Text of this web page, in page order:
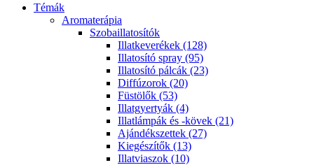
Témák
Aromaterápia
Szobaillatosítók
Illatkeverékek (128)
Illatosító spray (95)
Illatosító pálcák (23)
Diffúzorok (20)
Füstölők (53)
Illatgyertyák (4)
Illatlámpák és -kövek (21)
Ajándékszettek (27)
Kiegészítők (13)
Illatviaszok (10)